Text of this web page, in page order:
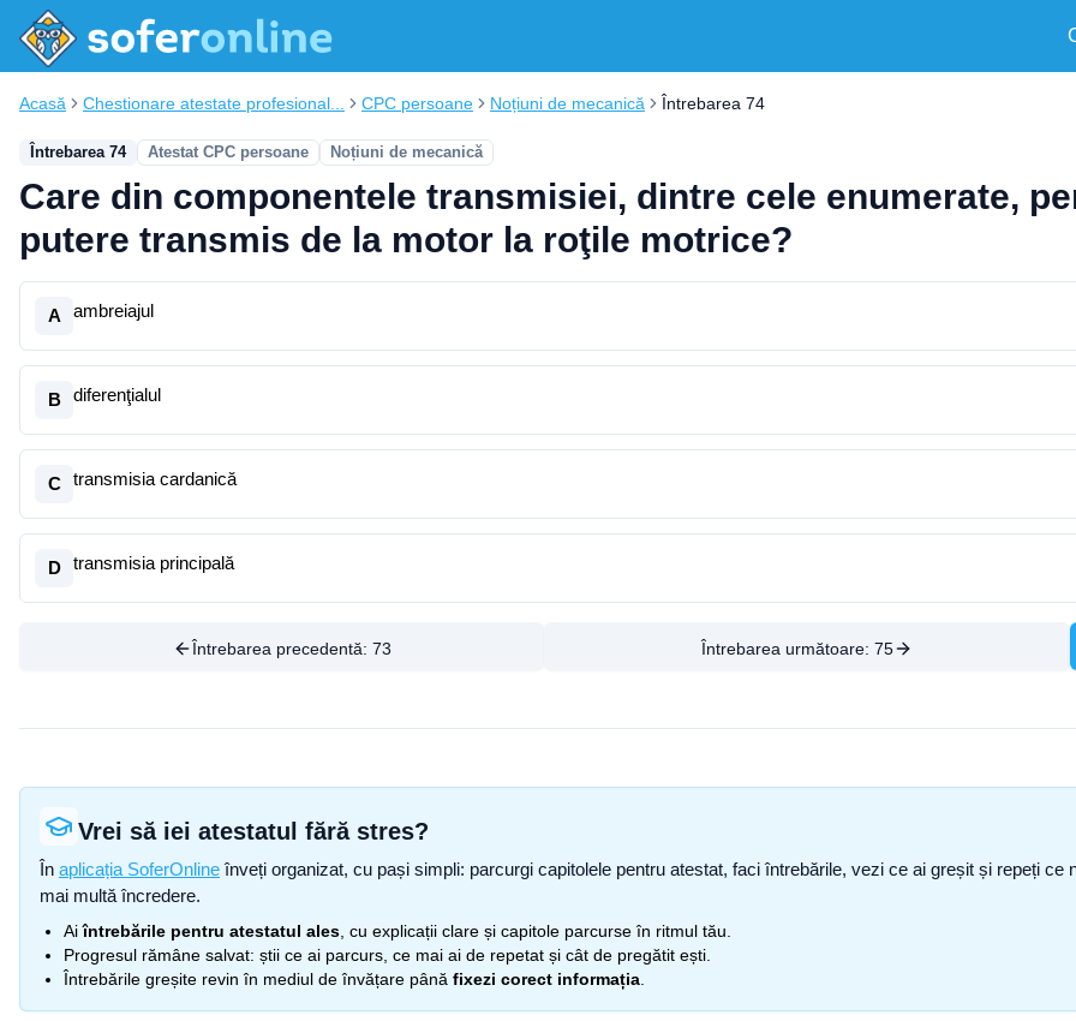
Acasă Chestionare atestate profesional... CPC persoane Noțiuni de mecanică Întrebarea 74
Întrebarea 74 Atestat CPC persoane Noțiuni de mecanică
Care din componentele transmisiei, dintre cele enumerate,
putere transmis de la motor la roţile motrice?
A ambreiajul
B diferenţialul
C transmisia cardanică
D transmisia principală
Întrebarea precedentă: 73 Întrebarea următoare: 75
Vrei să iei atestatul fără stres?
În aplicația SoferOnline înveți organizat, cu pași simpli: parcurgi capitolele pentru atestat, faci întrebările, vezi ce ai greșit și repeți
mai multă încredere.
Aiîntrebările pentru atestatul ales , cu explicații clare și capitole parcurse în ritmul tău.
Progresul rămâne salvat: știi ce ai parcurs, ce mai ai de repetat și cât de pregătit ești.
Întrebările greșite revin în mediul de învățare până fixezi corect informația